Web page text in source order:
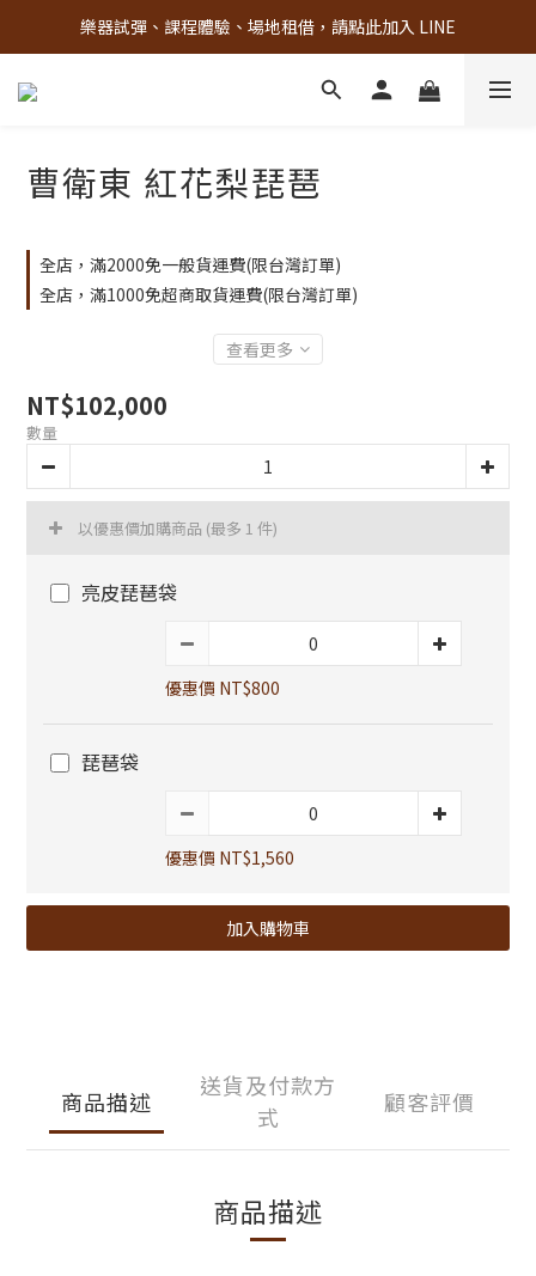
古亭門市 + 先進音樂教室週末假日皆有營業
樂器試彈、課程體驗、場地租借，請點此加入 LINE
古亭門市 + 先進音樂教室週末假日皆有營業
曹衛東 紅花梨琵琶
全店，滿2000免一般貨運費(限台灣訂單)
全店，滿1000免超商取貨運費(限台灣訂單)
查看更多
NT$102,000
數量
以優惠價加購商品 (最多 1 件)
亮皮琵琶袋
優惠價 NT$800
琵琶袋
優惠價 NT$1,560
加入購物車
商品描述
送貨及付款方
式
顧客評價
商品描述